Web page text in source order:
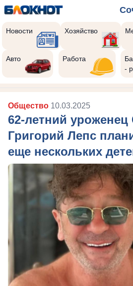
Новости Хозяйство
Авто Работа
-
Общество 10.03.2025
62-летний уроженец
Григорий Лепс
еще нескольких